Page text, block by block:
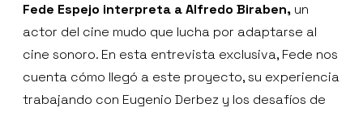
Fede Espejo interpreta a Alfredo Biraben, un
actor del cine mudo que lucha por adaptarse al
cine sonoro. En esta entrevista exclusiva, Fede nos
cuenta cómo llegó a este proyecto, su experiencia
trabajando con Eugenio Derbez y los desafíos de